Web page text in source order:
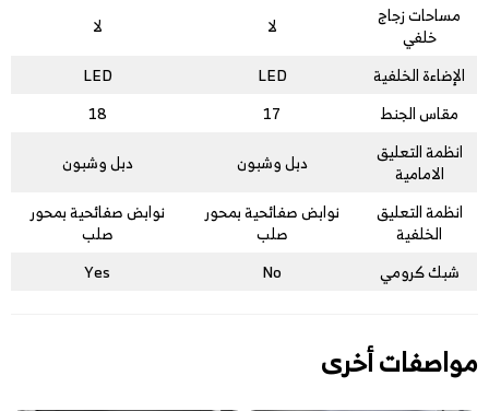
مساحات زجاج
خلفي
لا
لا
الإضاءة الخلفية
LED
LED
مقاس الجنط
17
18
انظمة التعليق
الامامية
دبل وشبون
دبل وشبون
انظمة التعليق
الخلفية
نوابض صفائحية بمحور
صلب
نوابض صفائحية بمحور
صلب
شبك كرومي
No
Yes
مواصفات أخرى